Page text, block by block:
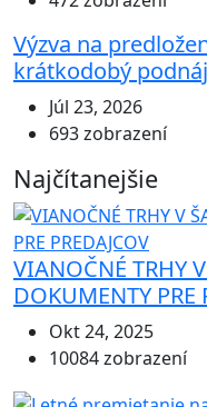
Výzva na
krátkodobý
Júl 23, 2026
693 zobrazení
Najčítanejšie
VIANOČNÉ TRHY
DOKUMENTY PRE
Okt 24, 2025
10084 zobrazení